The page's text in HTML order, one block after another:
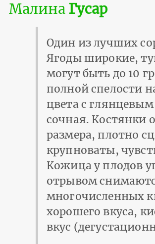
Малина Гусар
Один из лучших
Ягоды широкие,
могут быть до 10
полной спелости
цвета с
сочная. Костянки
размера, плотно
крупноваты,
Кожица у плодов
отрывом
многочисленных
хорошего вкуса,
вкус